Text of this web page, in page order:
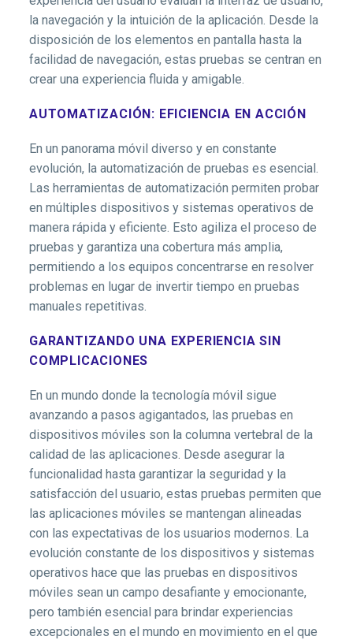
la navegación y la intuición de la aplicación. Desde la
disposición de los elementos en pantalla hasta la
facilidad de navegación, estas pruebas se centran en
crear una experiencia fluida y amigable.
AUTOMATIZACIÓN: EFICIENCIA EN ACCIÓN
En un panorama móvil diverso y en constante
evolución, la automatización de pruebas es esencial.
Las herramientas de automatización permiten probar
en múltiples dispositivos y sistemas operativos de
manera rápida y eficiente. Esto agiliza el proceso de
pruebas y garantiza una cobertura más amplia,
permitiendo a los equipos concentrarse en resolver
problemas en lugar de invertir tiempo en pruebas
manuales repetitivas.
GARANTIZANDO UNA EXPERIENCIA SIN
COMPLICACIONES
En un mundo donde la tecnología móvil sigue
avanzando a pasos agigantados, las pruebas en
dispositivos móviles son la columna vertebral de la
calidad de las aplicaciones. Desde asegurar la
funcionalidad hasta garantizar la seguridad y la
satisfacción del usuario, estas pruebas permiten que
las aplicaciones móviles se mantengan alineadas
con las expectativas de los usuarios modernos. La
evolución constante de los dispositivos y sistemas
operativos hace que las pruebas en dispositivos
móviles sean un campo desafiante y emocionante,
pero también esencial para brindar experiencias
excepcionales en el mundo en movimiento en el que